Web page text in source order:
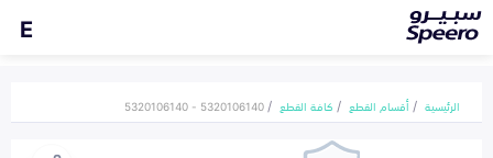
E
الرئيسية أقسام القطع كافة القطع 5320106140 - 5320106140